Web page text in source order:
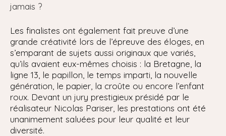
jamais ?
Les finalistes ont également fait preuve d’une
grande créativité lors de l’épreuve des éloges, en
s’emparant de sujets aussi originaux que variés,
qu’ils avaient eux-mêmes choisis : la Bretagne, la
ligne 13, le papillon, le temps imparti, la nouvelle
génération, le papier, la croûte ou encore l’enfant
roux. Devant un jury prestigieux présidé par le
réalisateur Nicolas Pariser, les prestations ont été
unanimement saluées pour leur qualité et leur
diversité.